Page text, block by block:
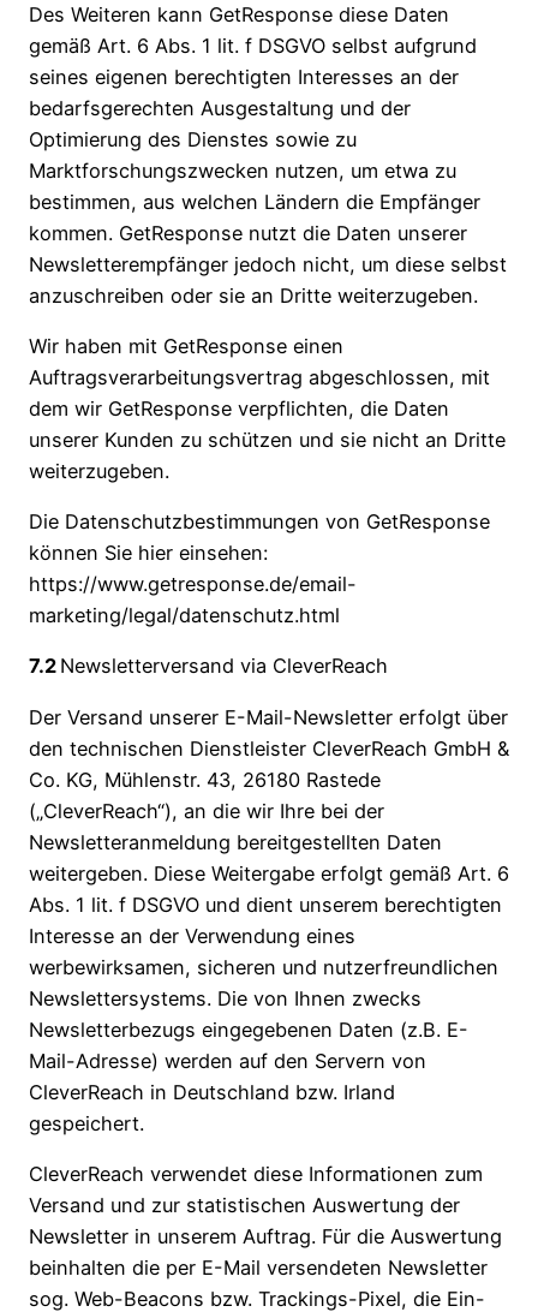
Des Weiteren kann GetResponse diese Daten
gemäß Art. 6 Abs. 1 lit. f DSGVO selbst aufgrund
seines eigenen berechtigten Interesses an der
bedarfsgerechten Ausgestaltung und der
Optimierung des Dienstes sowie zu
Marktforschungszwecken nutzen, um etwa zu
bestimmen, aus welchen Ländern die Empfänger
kommen. GetResponse nutzt die Daten unserer
Newsletterempfänger jedoch nicht, um diese selbst
anzuschreiben oder sie an Dritte weiterzugeben.
Wir haben mit GetResponse einen
Auftragsverarbeitungsvertrag abgeschlossen, mit
dem wir GetResponse verpflichten, die Daten
unserer Kunden zu schützen und sie nicht an Dritte
weiterzugeben.
Die Datenschutzbestimmungen von GetResponse
können Sie hier einsehen:
https://www.getresponse.de/email-
marketing/legal/datenschutz.html
7.2 Newsletterversand via CleverReach
Der Versand unserer E-Mail-Newsletter erfolgt über
den technischen Dienstleister CleverReach GmbH &
Co. KG, Mühlenstr. 43, 26180 Rastede
(„CleverReach“), an die wir Ihre bei der
Newsletteranmeldung bereitgestellten Daten
weitergeben. Diese Weitergabe erfolgt gemäß Art. 6
Abs. 1 lit. f DSGVO und dient unserem berechtigten
Interesse an der Verwendung eines
werbewirksamen, sicheren und nutzerfreundlichen
Newslettersystems. Die von Ihnen zwecks
Newsletterbezugs eingegebenen Daten (z.B. E-
Mail-Adresse) werden auf den Servern von
CleverReach in Deutschland bzw. Irland
gespeichert.
CleverReach verwendet diese Informationen zum
Versand und zur statistischen Auswertung der
Newsletter in unserem Auftrag. Für die Auswertung
beinhalten die per E-Mail versendeten Newsletter
sog. Web-Beacons bzw. Trackings-Pixel, die Ein-